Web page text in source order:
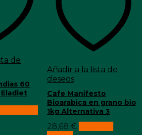
de
60
Añadir a la lista de
deseos
Cafe Manifesto
Bioarabica en grano bio
1kg Alternativa 3
28,68 €